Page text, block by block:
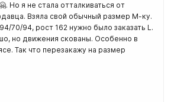
Но я не стала отталкиваться от
Взяла свой обычный размер М-ку.
70/94, рост 162 нужно было заказать L.
но движения скованы. Особенно в
Так что перезакажу на размер